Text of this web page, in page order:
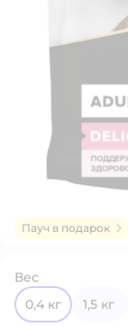
Пауч в подарок
Вес
0,4 кг
1,5 кг